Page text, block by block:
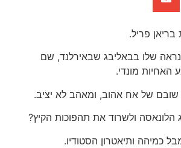
פריל.
1936 הכל נראה שלו בבאליבג שבאירלנד, שם
האחיות מונדי.
של אח אהוב, ומאהב לא יציב.
ולשרוד את תהפוכות הקיץ?
כמיהה ותיאטרון הסטודיו.